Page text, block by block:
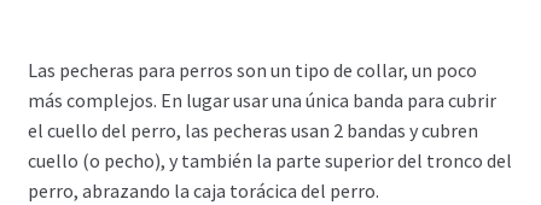
Las pecheras para perros son un tipo de collar, un poco
más complejos. En lugar usar una única banda para cubrir
el cuello del perro, las pecheras usan 2 bandas y cubren
cuello (o pecho), y también la parte superior del tronco del
perro, abrazando la caja torácica del perro.